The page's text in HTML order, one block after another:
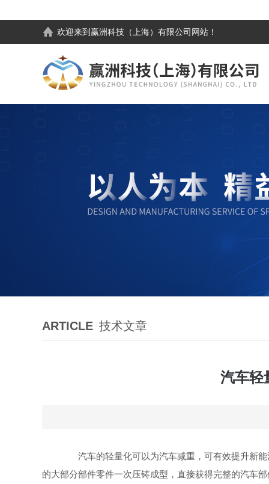
欢迎来到 赢洲科技（上海）有限公司 网站！
ARTICLE 技术文章
汽车轻
汽车的轻量化可以为汽车减重，可有效提升新能
的大部分部件零件一次压铸成型，直接获得完整的汽车